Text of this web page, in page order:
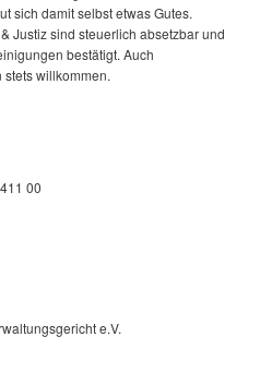
sich damit selbst etwas Gutes.
Justiz sind steuerlich absetzbar und
bestätigt. Auch
willkommen.
00
e.V.